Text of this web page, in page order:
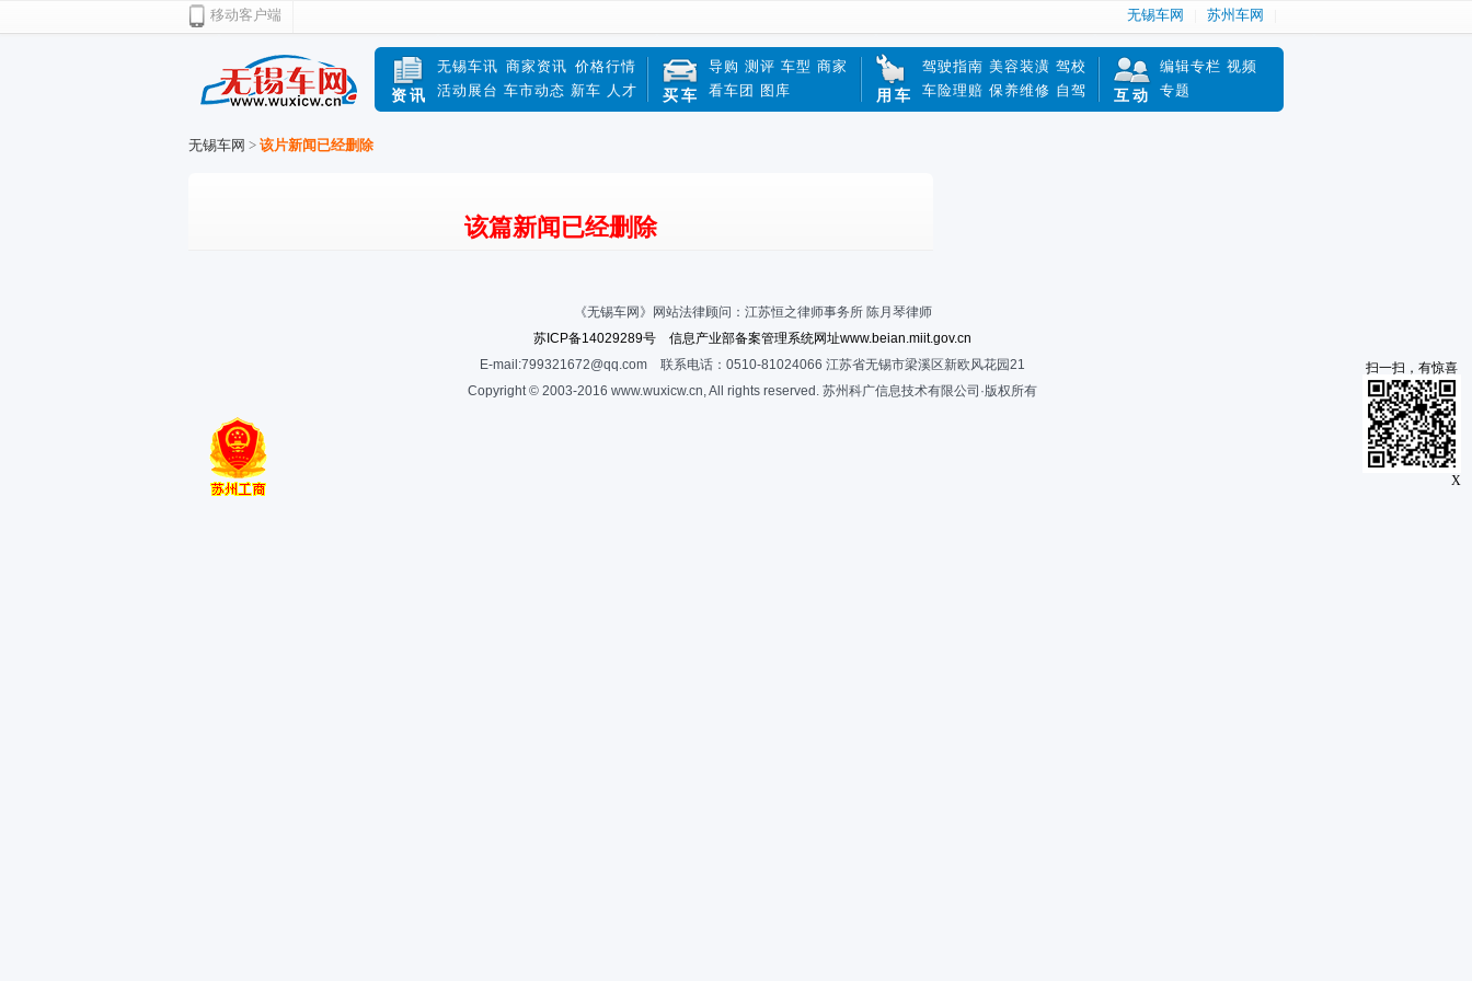
移动客户端 无锡车网 苏州车网
资讯
无锡车讯 商家资讯 价格行情
活动展台 车市动态 新车 人才 买车
导购 测评 车型 商家
看车团
图库 用车
驾驶指南 美容装潢 驾校
车险理赔 保养维修 自驾 互动
编辑专栏 视频
专题
无锡车网 > 该片新闻已经删除
该篇新闻已经删除
《无锡车网》网站法律顾问：江苏恒之律师事务所 陈月琴律师
苏ICP备14029289号 信息产业部备案管理系统网址www.beian.miit.gov.cn
E-mail:799321672@qq.com 联系电话：0510-81024066 江苏省无锡市梁溪区新欧风花园21
Copyright © 2003-2016 www.wuxicw.cn, All rights reserved. 苏州科广信息技术有限公司·版权所有
扫一扫，有惊喜
X